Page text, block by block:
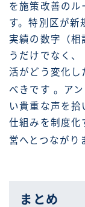
を施策改善のル
す。特別区が新
実績の数字（相
うだけでなく
活がどう変化し
べきです 。ア
い貴重な声を拾
仕組みを制度化
営へとつながり
まとめ